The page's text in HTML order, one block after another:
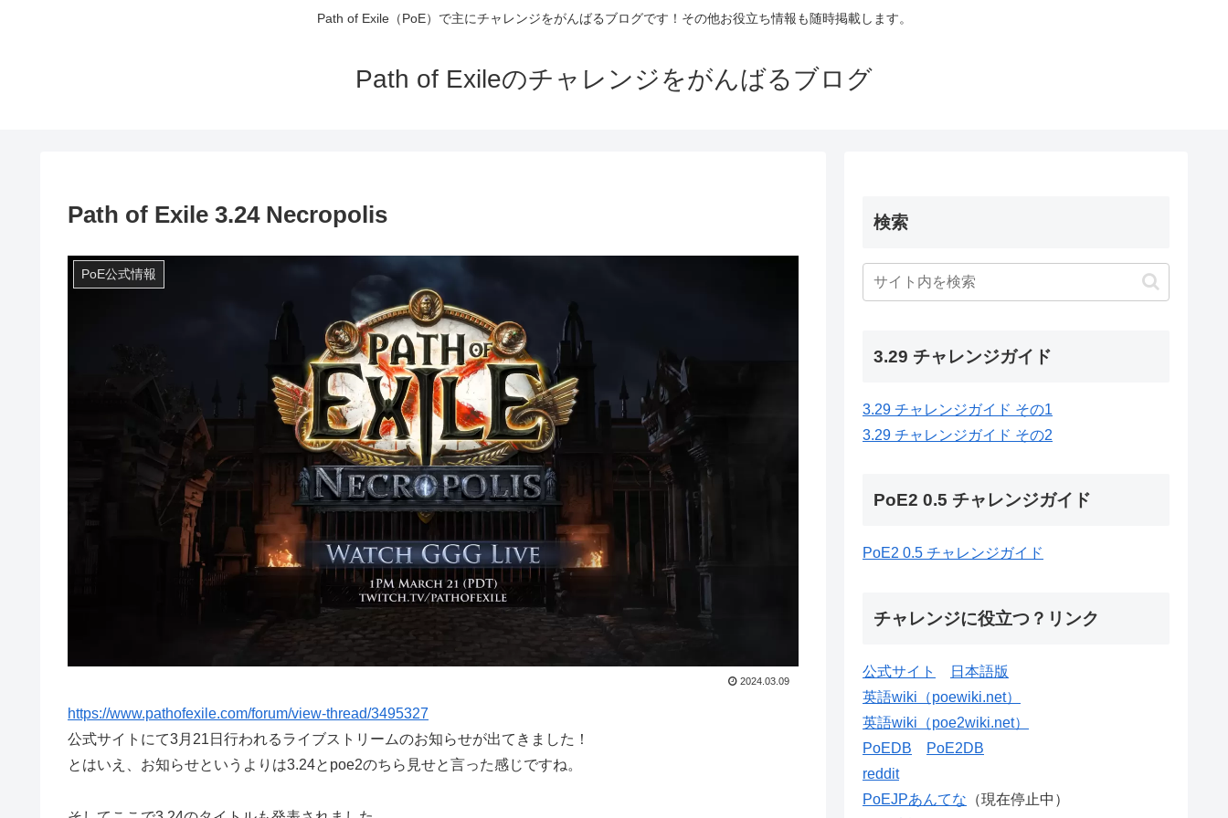
Path of Exile（PoE）で主にチャレンジをがんばるブログです！その他お役立ち情報も随時掲載します。
Path of Exileのチャレンジをがんばるブログ
Path of Exile 3.24 Necropolis
PoE公式情報
2024.03.09
https://www.pathofexile.com/forum/view-thread/3495327
公式サイトにて3月21日行われるライブストリームのお知らせが出てきました！
とはいえ、お知らせというよりは3.24とpoe2のちら見せと言った感じですね。
検索
3.29 チャレンジガイド
3.29 チャレンジガイド その1
3.29 チャレンジガイド その2
PoE2 0.5 チャレンジガイド
PoE2 0.5 チャレンジガイド
チャレンジに役立つ？リンク
公式サイト
日本語版
英語wiki（poewiki.net）
英語wiki（poe2wiki.net）
PoEDB
PoE2DB
reddit
PoEJPあんてな （現在停止中）